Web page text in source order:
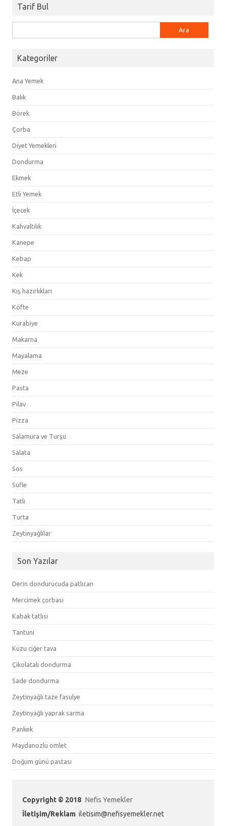
Tarif Bul
Kategoriler
Ana Yemek
Balık
Börek
Çorba
Diyet Yemekleri
Dondurma
Ekmek
Etli Yemek
İçecek
Kahvaltılık
Kanepe
Kebap
Kek
Kış hazırlıkları
Köfte
Kurabiye
Makarna
Mayalama
Meze
Pasta
Pilav
Pizza
Salamura ve Turşu
Salata
Sos
Sufle
Tatlı
Turta
Zeytinyağlılar
Son Yazılar
Derin dondurucuda patlıcan
Mercimek çorbası
Kabak tatlısı
Tantuni
Kuzu ciğer tava
Çikolatalı dondurma
Sade dondurma
Zeytinyağlı taze fasulye
Zeytinyağlı yaprak sarma
Pankek
Maydanozlu omlet
Doğum günü pastası
Copyright © 2018 Nefis Yemekler
İletişim/Reklam iletisim@nefisyemekler.net